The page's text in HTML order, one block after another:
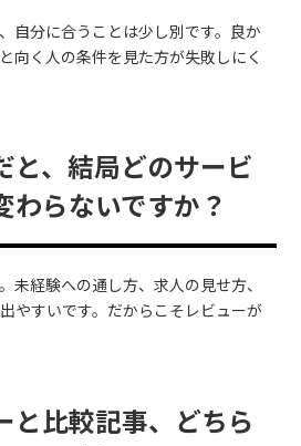
自分に合うことは少し別です。良か
向く人の条件を見た方が失敗しにく
と、結局どのサービ
わらないですか？
未経験への通し方、求人の見せ方、
やすいです。だからこそレビューが
と比較記事、どちら